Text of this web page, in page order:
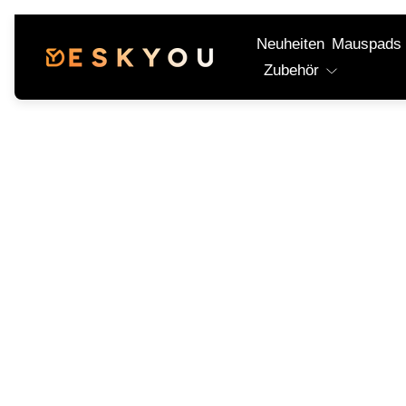
Laden-
Logo"
Neuheiten Mauspads
Zubehör